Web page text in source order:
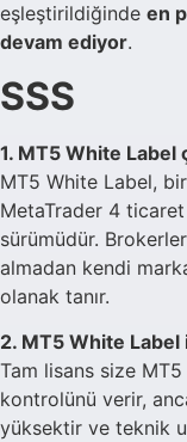
eşleştirildiğinde en
devam ediyor.
SSS
1. MT5 White Label
MT5 White Label,
MetaTrader 4
sürümüdür.
almadan kendi
olanak tanır.
2. MT5 White Label
Tam lisans size MT5
kontrolünü verir,
yüksektir ve teknik